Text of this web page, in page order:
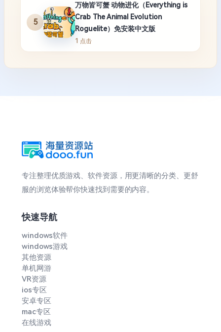
5
万物皆可蟹 动物进化（Everything is
Crab The Animal Evolution
Roguelite）免安装中文版
1 点击
专注整理优质游戏、软件资源，用更清晰的分类、更舒
服的浏览体验帮你快速找到需要的内容。
快速导航
windows软件
windows游戏
其他资源
单机网游
VR资源
ios专区
安卓专区
mac专区
在线游戏